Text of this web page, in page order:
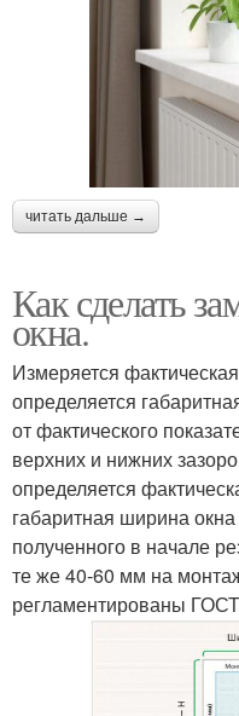
читать дальше →
Как сделать
окна.
Измеряется
определяется
от фактического
верхних и нижних
определяется
габаритная ширина
полученного в начале
те же 40-60 мм на
регламентированы